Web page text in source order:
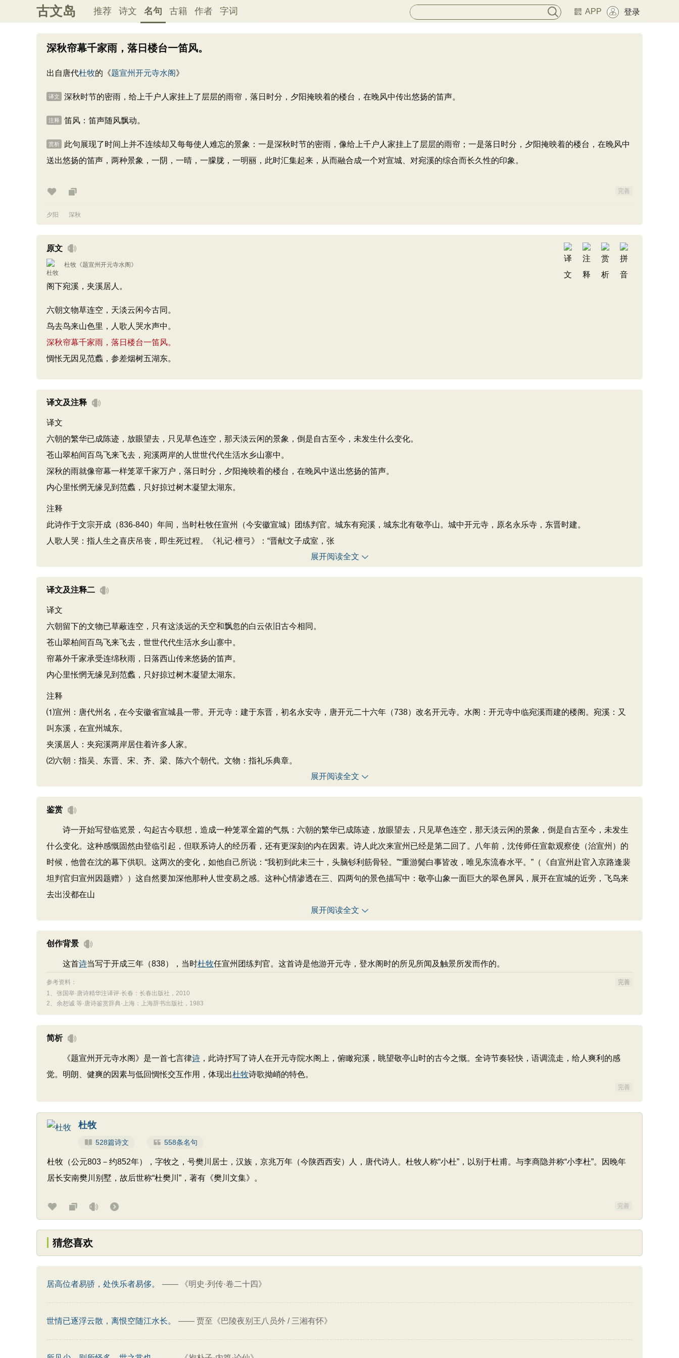
古文岛 推荐 诗文 名句 古籍 作者 字词 APP 登录
深秋帘幕千家雨，落日楼台一笛风。
出自唐代杜牧的《题宣州开元寺水阁》
译文 深秋时节的密雨，给上千户人家挂上了层层的雨帘，落日时分，夕阳掩映着的楼台，在晚风中传出悠扬的笛声。
注释 笛风：笛声随风飘动。
赏析
此句展现了时间上并不连续却又每每使人难忘的景象：一是深秋时节的密雨，像给上千户人家挂上了层层的雨帘；一是落日时分，夕阳掩映着的楼台，在晚风中
送出悠扬的笛声，两种景象，一阴，一晴，一朦胧，一明丽，此时汇集起来，从而融合成一个对宣城、对宛溪的综合而长久性的印象。
完善
夕阳 深秋
原文
杜牧 《题宣州开元寺水阁 》
阁下宛溪，夹溪居人。
六朝文物草连空，天淡云闲今古同。
鸟去鸟来山色里，人歌人哭水声中。
深秋帘幕千家雨，落日楼台一笛风。
惆怅无因见范蠡，参差烟树五湖东。
译文及注释
译文
六朝的繁华已成陈迹，放眼望去，只见草色连空，那天淡云闲的景象，倒是自古至今，未发生什么变化。
苍山翠柏间百鸟飞来飞去，宛溪两岸的人世世代代生活水乡山寨中。
深秋的雨就像帘幕一样笼罩千家万户，落日时分，夕阳掩映着的楼台，在晚风中送出悠扬的笛声。
内心里怅惘无缘见到范蠡，只好掠过树木凝望太湖东。
注释
此诗作于文宗开成（836-840）年间，当时杜牧任宣州（今安徽宣城）团练判官。城东有宛溪，城东北有敬亭山。城中开元寺，原名永乐寺，东晋时建。
人歌人哭：指人生之喜庆吊丧，即生死过程。《礼记·檀弓》：“晋献文子成室，张
展开阅读全文
译文及注释二
译文
六朝留下的文物已草蔽连空，只有这淡远的天空和飘忽的白云依旧古今相同。
苍山翠柏间百鸟飞来飞去，世世代代生活水乡山寨中。
帘幕外千家承受连绵秋雨，日落西山传来悠扬的笛声。
内心里怅惘无缘见到范蠡，只好掠过树木凝望太湖东。
注释
⑴宣州：唐代州名，在今安徽省宣城县一带。开元寺：建于东晋，初名永安寺，唐开元二十六年（738）改名开元寺。水阁：开元寺中临宛溪而建的楼阁。宛溪：又
叫东溪，在宣州城东。
夹溪居人：夹宛溪两岸居住着许多人家。
⑵六朝：指吴、东晋、宋、齐、梁、陈六个朝代。文物：指礼乐典章。
展开阅读全文
鉴赏
诗一开始写登临览景，勾起古今联想，造成一种笼罩全篇的气氛：六朝的繁华已成陈迹，放眼望去，只见草色连空，那天淡云闲的景象，倒是自古至今，未发生
什么变化。这种感慨固然由登临引起，但联系诗人的经历看，还有更深刻的内在因素。诗人此次来宣州已经是第二回了。八年前，沈传师任宣歙观察使（治宣州）的
时候，他曾在沈的幕下供职。这两次的变化，如他自己所说：“我初到此未三十，头脑钐利筋骨轻。”“重游鬓白事皆改，唯见东流春水平。”（《自宣州赴官入京路逢裴
坦判官归宣州因题赠》）这自然要加深他那种人世变易之感。这种心情渗透在三、四两句的景色描写中：敬亭山象一面巨大的翠色屏风，展开在宣城的近旁，飞鸟来
去出没都在山
展开阅读全文
创作背景
这首诗当写于开成三年（838），当时杜牧任宣州团练判官。这首诗是他游开元寺，登水阁时的所见所闻及触景所发而作的。
参考资料：
完善
1、 张国举·唐诗精华注译评·长春：长春出版社，2010
2、 余恕诚 等·唐诗鉴赏辞典·上海：上海辞书出版社，1983
简析
《题宣州开元寺水阁》是一首七言律诗 ，此诗抒写了诗人在开元寺院水阁上，俯瞰宛溪，眺望敬亭山时的古今之慨。全诗节奏轻快，语调流走，给人爽利的感
觉。明朗、健爽的因素与低回惆怅交互作用，体现出杜牧诗歌拗峭的特色。
完善
杜牧
528篇诗文 558条名句
杜牧（公元803－约852年），字牧之，号樊川居士，汉族，京兆万年（今陕西西安）人，唐代诗人。杜牧人称“小杜”，以别于杜甫。与李商隐并称“小李杜”。因晚年
居长安南樊川别墅，故后世称“杜樊川”，著有《樊川文集》。
完善
猜您喜欢
居高位者易骄，处佚乐者易侈。 —— 《明史·列传·卷二十四》
世情已逐浮云散，离恨空随江水长。 —— 贾至《巴陵夜别王八员外 / 三湘有怀》